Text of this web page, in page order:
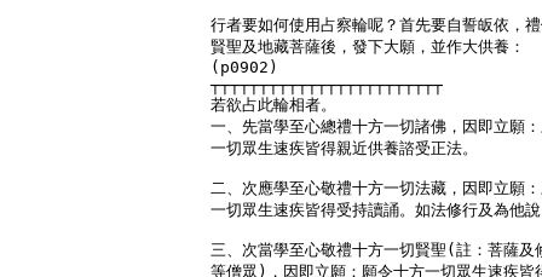
行者要如何使用占察輪呢？首先要自誓皈依，
賢聖及地藏菩薩後，發下大願，並作大供養：
(p0902)
┬┬┬┬┬┬┬┬┬┬┬┬┬┬┬┬┬┬┬┬┬┬┬┬
若欲占此輪相者。
一、先當學至心總禮十方一切諸佛，因即立願
一切眾生速疾皆得親近供養諮受正法。
二、次應學至心敬禮十方一切法藏，因即立願
一切眾生速疾皆得受持讀誦。如法修行及為他
三、次當學至心敬禮十方一切賢聖(註：菩薩及
等僧眾)，因即立願：願令十方一切眾生速疾皆